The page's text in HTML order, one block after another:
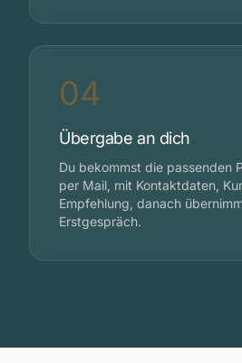
04
Übergabe an dich
Du bekommst die passenden
per Mail, mit Kontaktdaten,
Empfehlung, danach
Erstgespräch.